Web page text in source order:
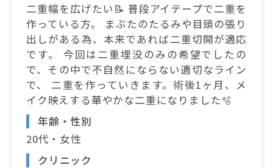
二重幅を広げたい📝 普段アイテープで二重を
作っている方。 まぶたのたるみや目頭の張り
出しがある為、本来であれば二重切開が適応
です。 今回は二重埋没のみの希望でしたの
で、その中で不自然にならない適切なライン
で、 二重を作っていきます。術後1ヶ月、メ
イク映えする華やかな二重になりました🫧
年齢・性別
20代・女性
クリニック